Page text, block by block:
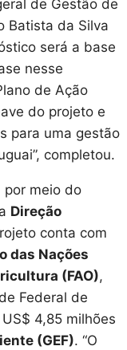
de Gestão de
Batista da Silva
será a base
nesse
de Ação
do projeto e
para uma gestão
completou.
por meio do
Direção
conta com
das Nações
(FAO),
Federal de
4,85 milhões
(GEF). “O